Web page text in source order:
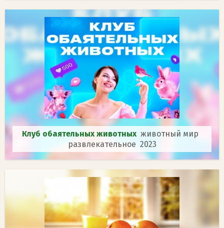
Клуб обаятельных животных животный мир
развлекательное 2023